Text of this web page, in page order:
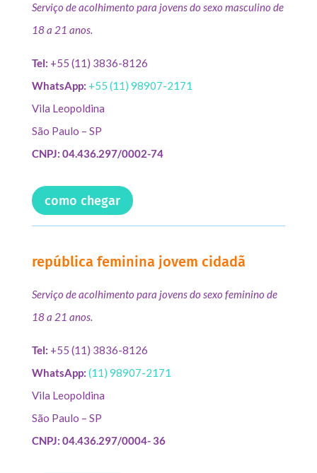
Serviço de acolhimento para jovens do sexo masculino de
18 a 21 anos.
Tel: +55 (11) 3836-8126
WhatsApp: +55 (11) 98907-2171
Vila Leopoldina
São Paulo – SP
CNPJ: 04.436.297/0002-74
como chegar
república feminina jovem cidadã
Serviço de acolhimento para jovens do sexo feminino de
18 a 21 anos.
Tel: +55 (11) 3836-8126
WhatsApp: (11) 98907-2171
Vila Leopoldina
São Paulo – SP
CNPJ: 04.436.297/0004- 36